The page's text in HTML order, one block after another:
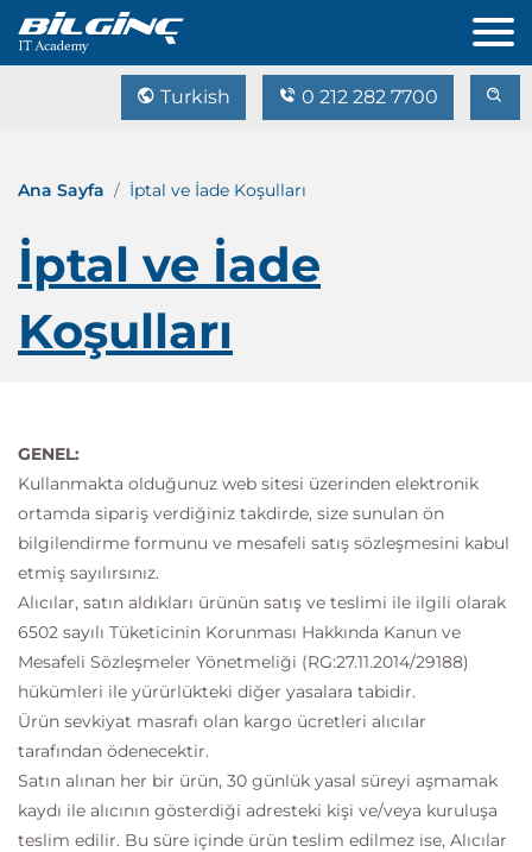
Turkish 0 212 282 7700
Ana Sayfa İptal ve İade Koşulları
İptal ve İade
Koşulları
GENEL:
Kullanmakta olduğunuz web sitesi üzerinden elektronik
ortamda sipariş verdiğiniz takdirde, size sunulan ön
bilgilendirme formunu ve mesafeli satış sözleşmesini kabul
etmiş sayılırsınız.
Alıcılar, satın aldıkları ürünün satış ve teslimi ile ilgili olarak
6502 sayılı Tüketicinin Korunması Hakkında Kanun ve
Mesafeli Sözleşmeler Yönetmeliği (RG:27.11.2014/29188)
hükümleri ile yürürlükteki diğer yasalara tabidir.
Ürün sevkiyat masrafı olan kargo ücretleri alıcılar
tarafından ödenecektir.
Satın alınan her bir ürün, 30 günlük yasal süreyi aşmamak
kaydı ile alıcının gösterdiği adresteki kişi ve/veya kuruluşa
teslim edilir. Bu süre içinde ürün teslim edilmez ise, Alıcılar